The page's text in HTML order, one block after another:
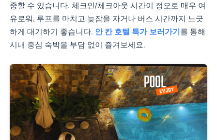
중할 수 있습니다. 체크인/체크아웃 시간이 정오로 매우 여
유로워, 루프를 마치고 늦잠을 자거나 버스 시간까지 느긋
하게 대기하기 좋습니다. 안 칸 호텔 특가 보러가기를 통해
시내 중심 숙박을 부담 없이 즐겨보세요.